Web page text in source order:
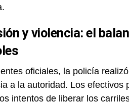
y violencia: el
oficiales, la policía
a la autoridad. Los
intentos de liberar los